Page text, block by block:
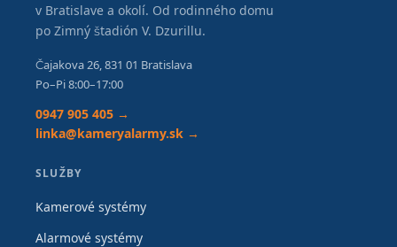
v Bratislave a okolí. Od rodinného domu
po Zimný štadión V. Dzurillu.
Čajakova 26, 831 01 Bratislava
Po–Pi 8:00–17:00
0947 905 405 →
linka@kameryalarmy.sk →
SLUŽBY
Kamerové systémy
Alarmové systémy